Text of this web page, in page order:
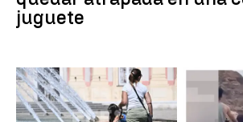
juguete